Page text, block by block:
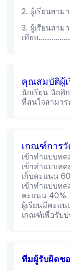
2. ผู้เรียนสามา
3. ผู้เรียนสาม
เทียบ
คุณสมบัติผู้
นักเรียน นักศึ
ที่สนใจสามาร
เกณฑ์การวั
เข้าทำแบบท
เข้าทำแบบทด
เก็บคะแนน
เข้าทำแบบทด
คะแนน 40%
ผู้เรียนมีคะแ
เกณฑ์เพื่อรับ
ทีมผู้รับผิดช